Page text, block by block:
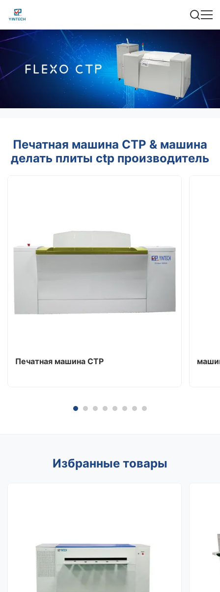
Печатная машина CTP & машина
делать плиты ctp производитель
Печатная машина CTP
Избранные товары